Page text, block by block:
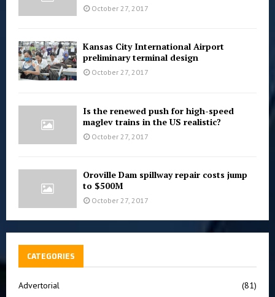
October 27, 2017
Kansas City International Airport
preliminary terminal design
October 27, 2017
Is the renewed push for high-speed
maglev trains in the US realistic?
October 27, 2017
Oroville Dam spillway repair costs jump
to $500M
October 27, 2017
CATEGORIES
Advertorial
(81)